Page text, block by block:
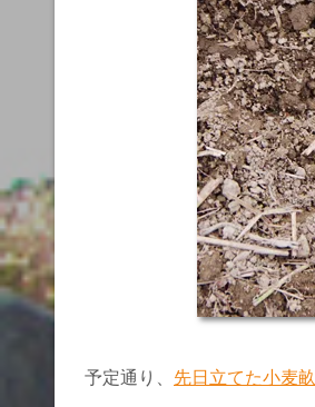
予定通り、 先日立てた小麦畝